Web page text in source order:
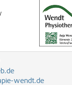
wendt.de